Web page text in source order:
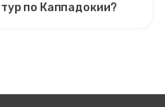
по Каппадокии?